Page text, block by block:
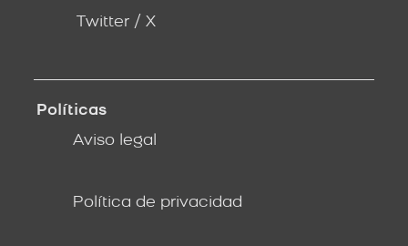
Twitter / X
Políticas
Aviso legal
Política de privacidad